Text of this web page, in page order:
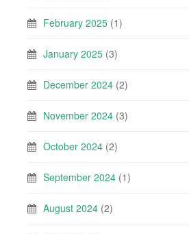
February 2025 (1)
January 2025 (3)
December 2024 (2)
November 2024 (3)
October 2024 (2)
September 2024 (1)
August 2024 (2)